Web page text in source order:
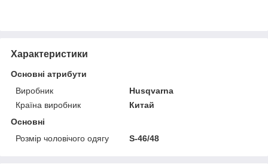
Характеристики
Основні атрибути
Виробник
Husqvarna
Країна виробник
Китай
Основні
Розмір чоловічого одягу
S-46/48